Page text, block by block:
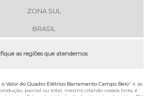
ZONA SUL
BRASIL
as regiões que atendemos
o Valor do Quadro Elétrico Barramento Campo Belo" é de
parcial ou total, mesmo citando nossos links, é